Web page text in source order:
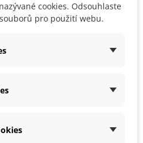
cookies. Odsouhlaste
pro použití webu.